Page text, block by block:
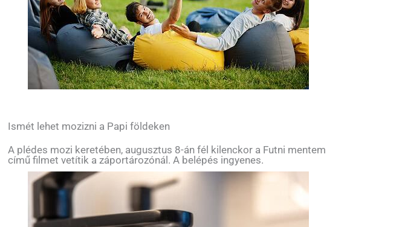
Ismét lehet mozizni a Papi földeken
A plédes mozi keretében, augusztus 8-án fél kilenckor a Futni mentem
című filmet vetítik a záportározónál. A belépés ingyenes.